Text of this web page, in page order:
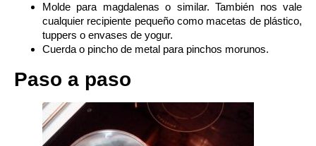
Molde para magdalenas o similar. También nos vale
cualquier recipiente pequeño como macetas de plástico,
tuppers o envases de yogur.
Cuerda o pincho de metal para pinchos morunos.
Paso a paso